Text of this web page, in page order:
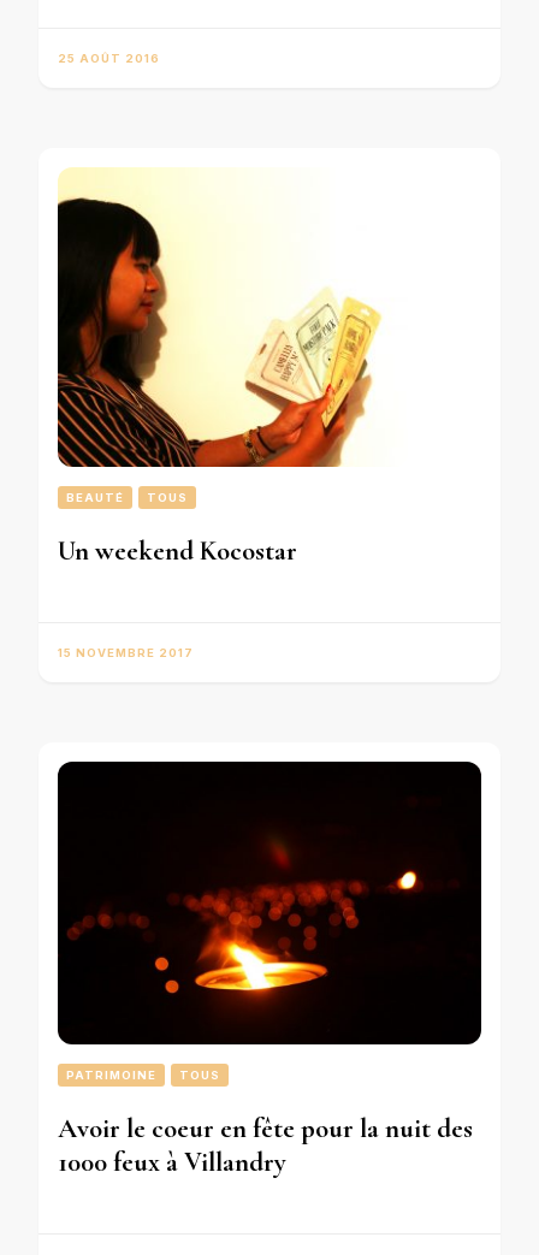
25 AOÛT 2016
BEAUTÉ TOUS
Un weekend Kocostar
15 NOVEMBRE 2017
PATRIMOINE TOUS
Avoir le coeur en fête pour la nuit des
1000 feux à Villandry